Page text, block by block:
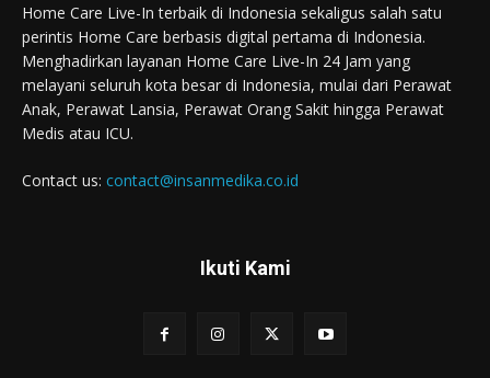
Home Care Live-In terbaik di Indonesia sekaligus salah satu
perintis Home Care berbasis digital pertama di Indonesia.
Menghadirkan layanan Home Care Live-In 24 Jam yang
melayani seluruh kota besar di Indonesia, mulai dari Perawat
Anak, Perawat Lansia, Perawat Orang Sakit hingga Perawat
Medis atau ICU.
Contact us: contact@insanmedika.co.id
Ikuti Kami